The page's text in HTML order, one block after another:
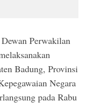
Perwakilan
Badung, Provinsi
Negara
pada Rabu